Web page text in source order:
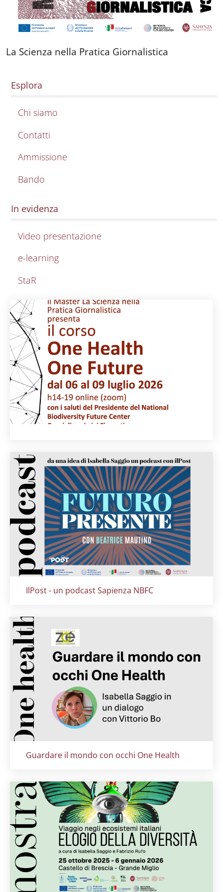
La Scienza nella Pratica Giornalistica
Esplora
Chi siamo
Contatti
Ammissione
Bando
In evidenza
Video presentazione
e-learning
StaR
Titolo card:
IlPost - un podcast Sapienza NBFC
Titolo card :
Guardare il mondo con occhi One Health